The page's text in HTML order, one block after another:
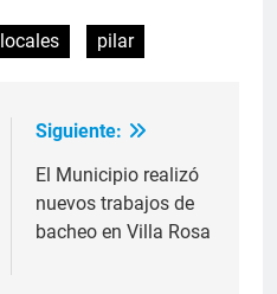
locales pilar
Siguiente:
El Municipio realizó
nuevos trabajos de
bacheo en Villa Rosa